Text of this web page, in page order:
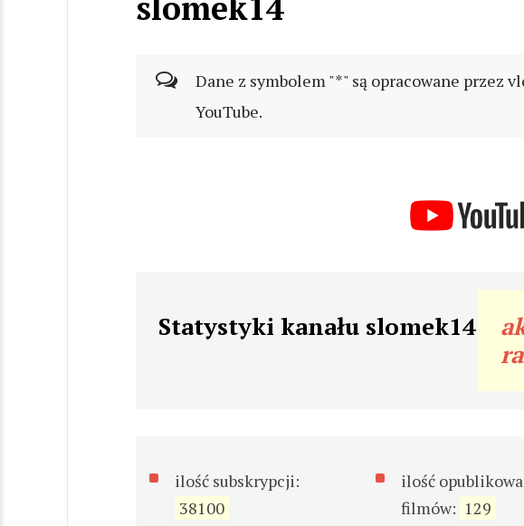
Dane z symbolem "*" są opracowane przez
YouTube.
Statystyki kanału slomek14
ilość subskrypcji:
38100
ilość
filmów: 129